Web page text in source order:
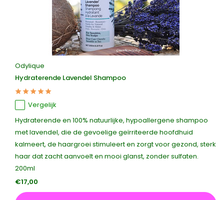
Odylique
Hydraterende Lavendel Shampoo
Vergelijk
Hydraterende en 100% natuurlijke, hypoallergene shampoo
met lavendel, die de gevoelige geïrriteerde hoofdhuid
kalmeert, de haargroei stimuleert en zorgt voor gezond, sterk
haar dat zacht aanvoelt en mooi glanst, zonder sulfaten.
200ml
€17,00